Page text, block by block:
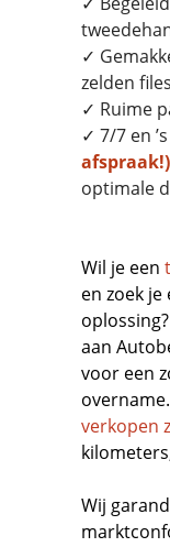
✓
zelden
✓ Ruime
✓ 7/7 en
afspraak!)
optimale
Wil je een
en zoek
aan
voor een
verkopen
Wij